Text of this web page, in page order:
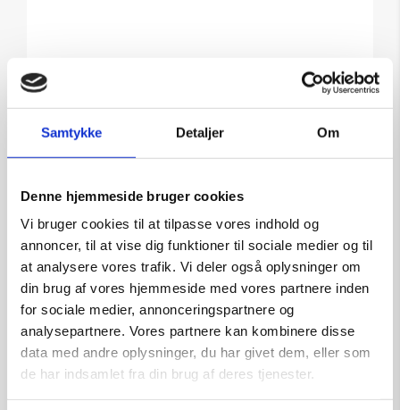
Samtykke Detaljer Om
Denne hjemmeside bruger cookies
Vi bruger cookies til at tilpasse vores indhold og
annoncer, til at vise dig funktioner til sociale medier og til
at analysere vores trafik. Vi deler også oplysninger om
din brug af vores hjemmeside med vores partnere inden
for sociale medier, annonceringspartnere og
analysepartnere. Vores partnere kan kombinere disse
data med andre oplysninger, du har givet dem, eller som
de har indsamlet fra din brug af deres tjenester.